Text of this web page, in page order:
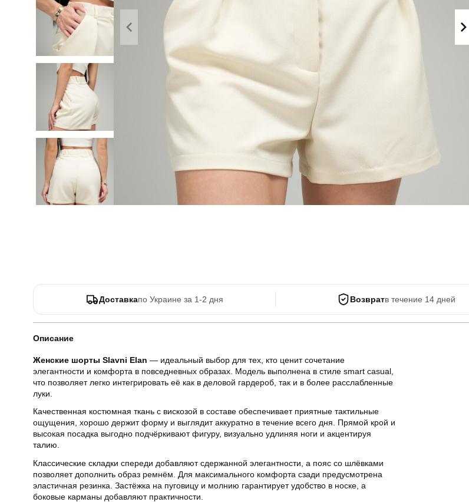
Літні комплекти
Комбінезони
Спортивні
костюми
Кежуал
Поло
Світшоти
Худі
Боди
Доставкапо Украине за 1-2 дня Возвратв течение 14 дней
Описание
Женские шорты Slavni Elan — идеальный выбор для тех, кто ценит сочетание
элегантности и комфорта в повседневных образах. Модель выполнена в стиле smart casual,
что позволяет легко интегрировать её как в деловой гардероб, так и в более расслабленные
луки.
Качественная костюмная ткань с вискозой в составе обеспечивает приятные тактильные
ощущения, хорошо держит форму и выглядит аккуратно в течение всего дня. Прямой крой и
высокая посадка выгодно подчёркивают фигуру, визуально удлиняя ноги и акцентируя
талию.
Классические складки спереди добавляют сдержанной элегантности, а пояс со шлёвками
позволяет дополнить образ ремнём. Для максимального комфорта сзади предусмотрена
эластичная резинка. Застёжка на пуговицу и молнию гарантирует удобство в носке, а
боковые карманы добавляют практичности.